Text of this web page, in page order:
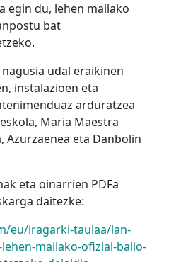
egin du, lehen mailako
bat
udal eraikinen
instalazioen eta
arduratzea
Maria Maestra
Azurzaenea eta Danbolin
eta oinarrien PDFa
daitezke:
eu/iragarki-taulaa/lan-
mailako-ofizial-balio-